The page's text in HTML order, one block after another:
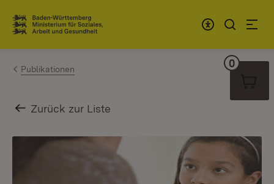
Zum Inhalt springen
Link zur Startseite
Publikationen
Zurück zur Liste
0